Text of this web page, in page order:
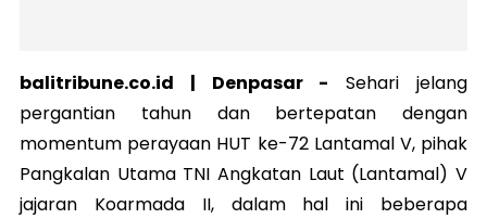
balitribune.co.id | Denpasar - Sehari jelang
pergantian tahun dan bertepatan dengan
momentum perayaan HUT ke-72 Lantamal V, pihak
Pangkalan Utama TNI Angkatan Laut (Lantamal) V
jajaran Koarmada II, dalam hal ini beberapa